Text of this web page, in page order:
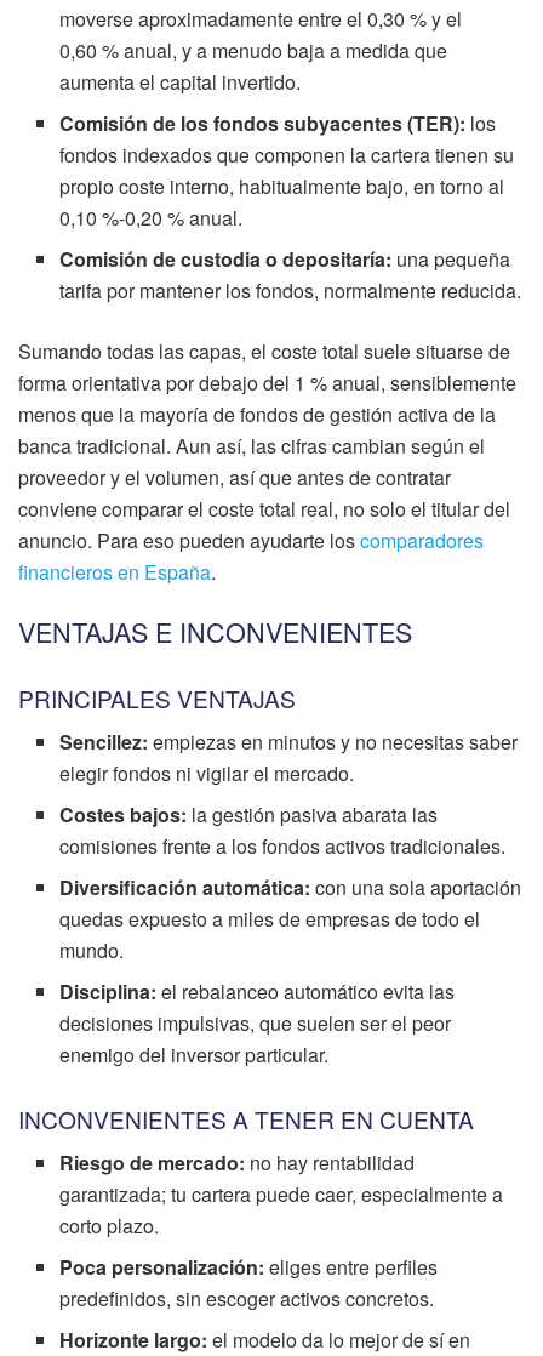
moverse aproximadamente entre el 0,30 % y el
0,60 % anual, y a menudo baja a medida que
aumenta el capital invertido.
Comisión de los fondos subyacentes (TER): los
fondos indexados que componen la cartera tienen su
propio coste interno, habitualmente bajo, en torno al
0,10 %-0,20 % anual.
Comisión de custodia o depositaría: una pequeña
tarifa por mantener los fondos, normalmente reducida.
Sumando todas las capas, el coste total suele situarse de
forma orientativa por debajo del 1 % anual, sensiblemente
menos que la mayoría de fondos de gestión activa de la
banca tradicional. Aun así, las cifras cambian según el
proveedor y el volumen, así que antes de contratar
conviene comparar el coste total real, no solo el titular del
anuncio. Para eso pueden ayudarte loscomparadores
financieros en España.
VENTAJAS E INCONVENIENTES
PRINCIPALES VENTAJAS
Sencillez: empiezas en minutos y no necesitas saber
elegir fondos ni vigilar el mercado.
Costes bajos: la gestión pasiva abarata las
comisiones frente a los fondos activos tradicionales.
Diversificación automática: con una sola aportación
quedas expuesto a miles de empresas de todo el
mundo.
Disciplina: el rebalanceo automático evita las
decisiones impulsivas, que suelen ser el peor
enemigo del inversor particular.
INCONVENIENTES A TENER EN CUENTA
Riesgo de mercado: no hay rentabilidad
garantizada; tu cartera puede caer, especialmente a
corto plazo.
Poca personalización: eliges entre perfiles
predefinidos, sin escoger activos concretos.
Horizonte largo: el modelo da lo mejor de sí en